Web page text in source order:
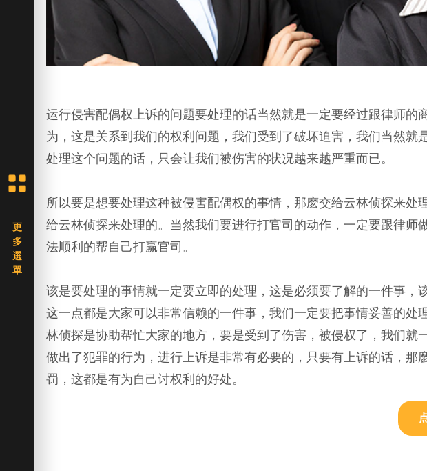
运行侵害配偶权上诉的问题要处理的话当然就是一定要经过跟律师
为，这是关系到我们的权利问题，我们受到了破坏迫害，我们当然
处理这个问题的话，只会让我们被伤害的状况越来越严重而已。
所以要是想要处理这种被侵害配偶权的事情，那麽交给云林侦探来
给云林侦探来处理的。当然我们要进行打官司的动作，一定要跟律
法顺利的帮自己打赢官司。
该是要处理的事情就一定要立即的处理，这是必须要了解的一件事，
这一点都是大家可以非常信赖的一件事，我们一定要把事情妥善的
林侦探是协助帮忙大家的地方，要是受到了伤害，被侵权了，我们
做出了犯罪的行为，进行上诉是非常有必要的，只要有上诉的话，
罚，这都是有为自己讨权利的好处。